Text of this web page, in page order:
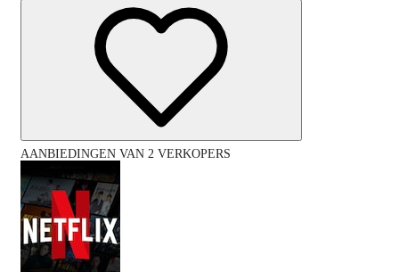
AANBIEDINGEN VAN 2 VERKOPERS